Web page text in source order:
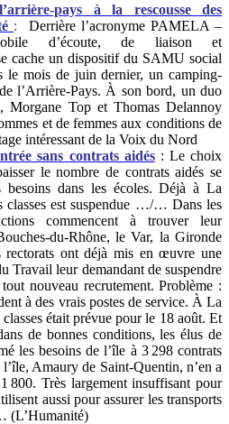
pays à la rescousse des
:
Derrière l’acronyme PAMELA –
d’écoute, de liaison et
cache un dispositif du SAMU social
le mois de juin dernier, un camping-
l’Arrière-Pays. À son bord, un duo
Morgane Top et Thomas Delannoy
et de femmes aux conditions de
intéressant de la Voix du Nord
sans contrats aidés : Le choix
le nombre de contrats aidés se
besoins dans les écoles. Déjà à La
classes est suspendue …/… Dans les
commencent à trouver leur
du-Rhône, le Var, la Gironde
rectorats ont déjà mis en œuvre une
Travail leur demandant de suspendre
nouveau recrutement. Problème :
à des vrais postes de service. À La
était prévue pour le 18 août. Et
de bonnes conditions, les élus de
les besoins de l’île à 3 298 contrats
Amaury de Saint-Quentin, n’en a
800. Très largement insuffisant pour
aussi pour assurer les transports
(L’Humanité)